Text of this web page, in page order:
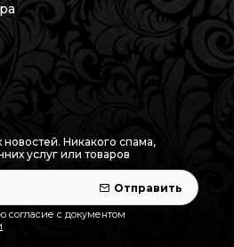
Никакого спама,
услуг или товаров
Отправить
с документом